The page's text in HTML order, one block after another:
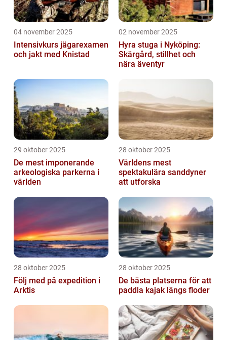
04 november 2025
Intensivkurs jägarexamen
och jakt med Knistad
02 november 2025
Hyra stuga i Nyköping:
Skärgård, stillhet och
nära äventyr
29 oktober 2025
De mest imponerande
arkeologiska parkerna i
världen
28 oktober 2025
Världens mest
spektakulära sanddyner
att utforska
28 oktober 2025
Följ med på expedition i
Arktis
28 oktober 2025
De bästa platserna för att
paddla kajak längs floder